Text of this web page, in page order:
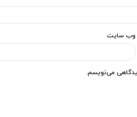
وب‌ سایت
می‌نویسم.